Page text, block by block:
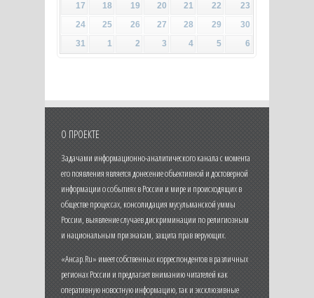
17
18 19 20 21 22
23
24
25 26 27 28 29
30
31
1 2 3 4 5 6
О ПРОЕКТЕ
Задачами информационно-аналитического канала с момента
его появления является донесение объективной и достоверной
информации о событиях в России и мире и происходящих в
обществе процессах, консолидация мусульманской уммы
России, выявление случаев дискриминации по религиозным
и национальным признакам, защита прав верующих.
«Ансар.Ru» имеет собственных корреспондентов в различных
регионах России и предлагает вниманию читателей как
оперативную новостную информацию, так и эксклюзивные